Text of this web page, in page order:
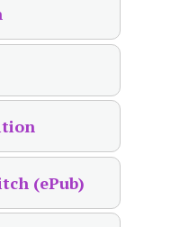
(ePub)